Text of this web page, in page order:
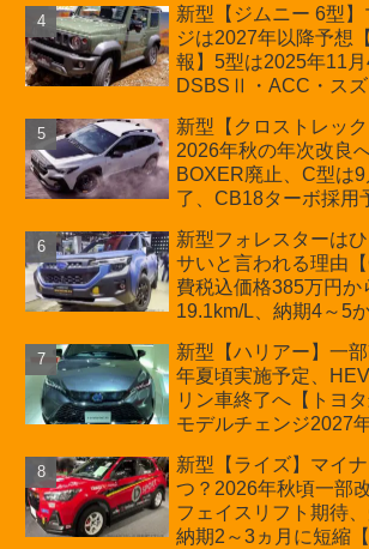
プが争点【スズキ最
車「ZC33S Final
新型【ジムニー 6型
ジは2027年以降予想
報】5型は2025年11月
DSBSⅡ・ACC・スズ
新型【クロストレッ
2026年秋の年次改良
BOXER廃止、C型は
了、CB18ターボ採用
新型フォレスターは
サいと言われる理由
費税込価格385万円
19.1km/L、納期4～5
カーオブザイヤーと
も残る注意点
新型【ハリアー】一
年夏頃実施予定、
リン車終了へ【トヨ
モデルチェンジ2027
新型【ライズ】マイ
つ？2026年秋頃一部
フェイスリフト期待
納期2～3ヵ月に短縮